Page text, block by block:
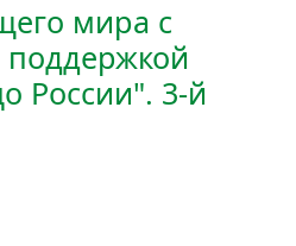
мира с
России". 3-й